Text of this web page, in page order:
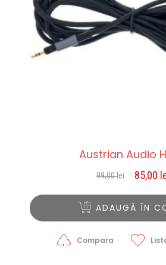
Austrian Audio
99,00 lei
Prețul
99,00 lei.
85,00
ADAUGĂ ÎN
Compara